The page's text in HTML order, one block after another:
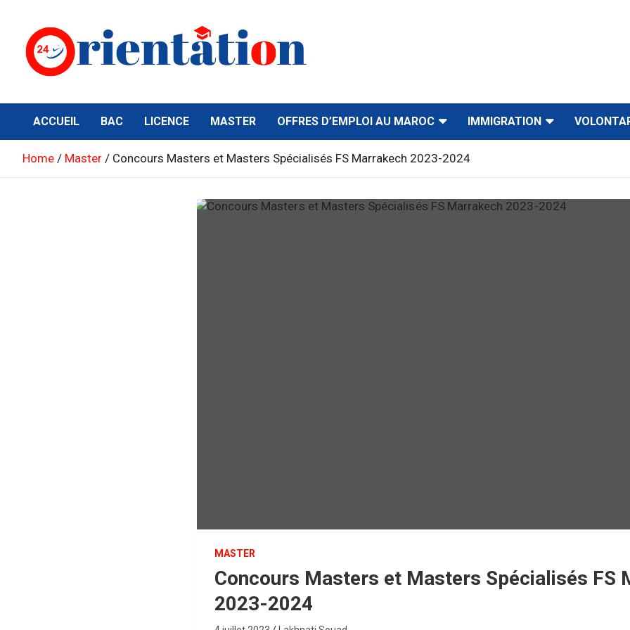
content
Orientation24
ACCUEIL BAC LICENCE MASTER OFFRES D’EMPLOI AU MAROC IMMIGRATION
Home Master Concours Masters et Masters Spécialisés FS Marrakech 2023-2024
MASTER
Concours Masters et Masters Spécialisés FS
2023-2024